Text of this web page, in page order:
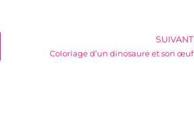
SUIVANT
Coloriage d’un dinosaure et son œuf